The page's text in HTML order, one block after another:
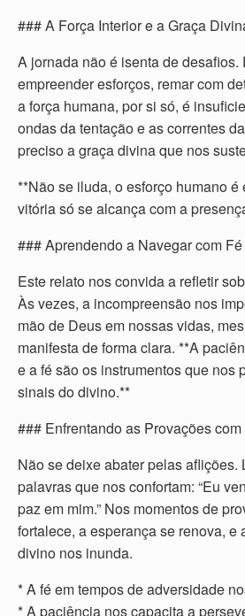
### A Força Interior e a Graça
A jornada não é isenta de desafios.
empreender esforços, remar com
a força humana, por si só, é
ondas da tentação e as correntes
preciso a graça divina que nos
**Não se iluda, o esforço humano é
vitória só se alcança com a
### Aprendendo a Navegar com Fé
Este relato nos convida a refletir
Às vezes, a incompreensão nos
mão de Deus em nossas vidas,
manifesta de forma clara. **A
e a fé são os instrumentos que nos
sinais do divino.**
### Enfrentando as Provações
Não se deixe abater pelas aflições.
palavras que nos confortam: “Eu
paz em mim.” Nos momentos de
fortalece, a esperança se renova, e
divino nos inunda.
* A fé em tempos de adversidade
* A paciência nos capacita a